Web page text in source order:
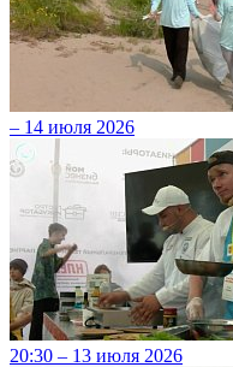
– 14 июля 2026
20:30 – 13 июля 2026